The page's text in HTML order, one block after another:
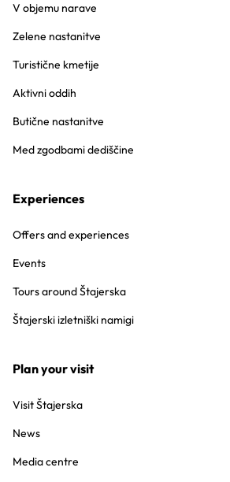
V objemu narave
Zelene nastanitve
Turistične kmetije
Aktivni oddih
Butične nastanitve
Med zgodbami dediščine
Experiences
Offers and experiences
Events
Tours around Štajerska
Štajerski izletniški namigi
Plan your visit
Visit Štajerska
News
Media centre